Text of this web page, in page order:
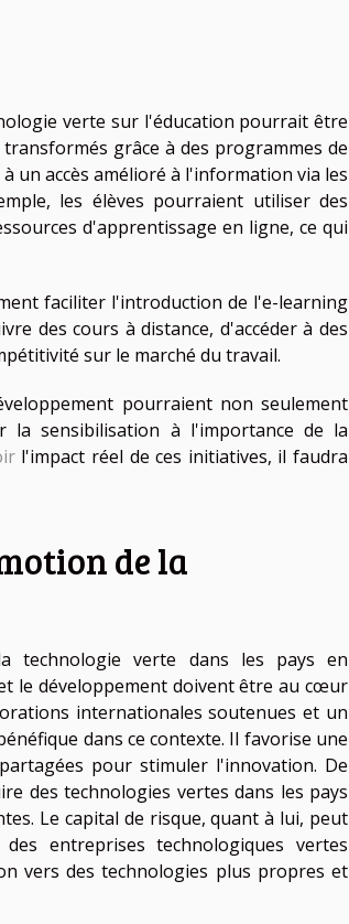
verte sur l'éducation pourrait être
grâce à des programmes de
un accès amélioré à l'information via les
les élèves pourraient utiliser des
d'apprentissage en ligne, ce qui
faciliter l'introduction de l'e-learning
des cours à distance, d'accéder à des
sur le marché du travail.
pourraient non seulement
la sensibilisation à l'importance de la
l'impact réel de ces initiatives, il faudra
de la
technologie verte dans les pays en
le développement doivent être au cœur
internationales soutenues et un
dans ce contexte. Il favorise une
pour stimuler l'innovation. De
des technologies vertes dans les pays
Le capital de risque, quant à lui, peut
entreprises technologiques vertes
vers des technologies plus propres et